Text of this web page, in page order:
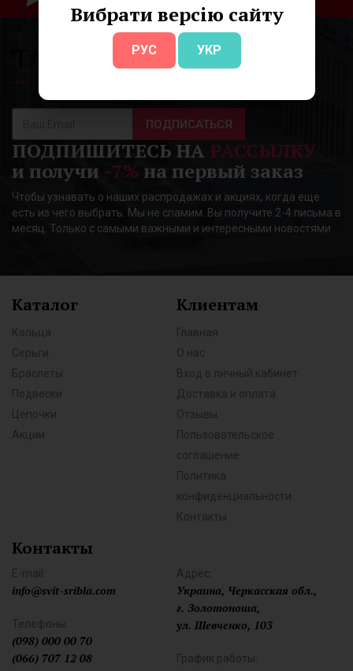
Вибрати версію сайту
РУС УКР
ПОДПИСАТЬСЯ
ПОДПИШИТЕСЬ НА РАССЫЛКУ
и получи -7% на первый заказ
Чтобы узнавать о наших распродажах и акциях, когда еще
есть из чего выбрать. Мы не спамим. Вы получите 2-4 письма в
месяц. Только с самыми важными и интересными новостями
Каталог
Кольца
Серьги
Браслеты
Подвески
Цепочки
Акции
Клиентам
Главная
О нас
Вход в личный кабинет
Доставка и оплата
Отзывы
Пользовательское
соглашение
Политика
конфиденциальности
Контакты
Контакты
E-mail:
info@svit-sribla.com
Телефоны:
(098) 000 00 70
(066) 707 12 08
Адрес:
Украина, Черкасская обл.,
г. Золотоноша,
ул. Шевченко, 103
График работы: